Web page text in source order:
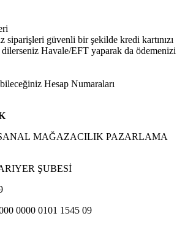
siparişleri güvenli bir şekilde kredi kartınızı
Havale/EFT yaparak da ödemenizi
Hesap Numaraları
SANAL MAĞAZACILIK PAZARLAMA
ŞUBESİ
0000 0101 1545 09